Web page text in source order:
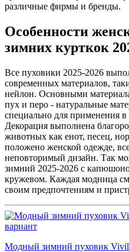
различные фирмы и бренды.
Особенности
зимних курткок
Все пуховики 2025-2026
современных материалов,
нейлон. Основными
пух и перо - натуральные
специально для применения
Декорация выполнена
животных как енот, песец,
положено женской одежде,
неповторимый дизайн. Так
зимний 2025-2026 с
кружевом. Каждая модница
своим предпочтениям и
вариант
Модный зимний пуховик